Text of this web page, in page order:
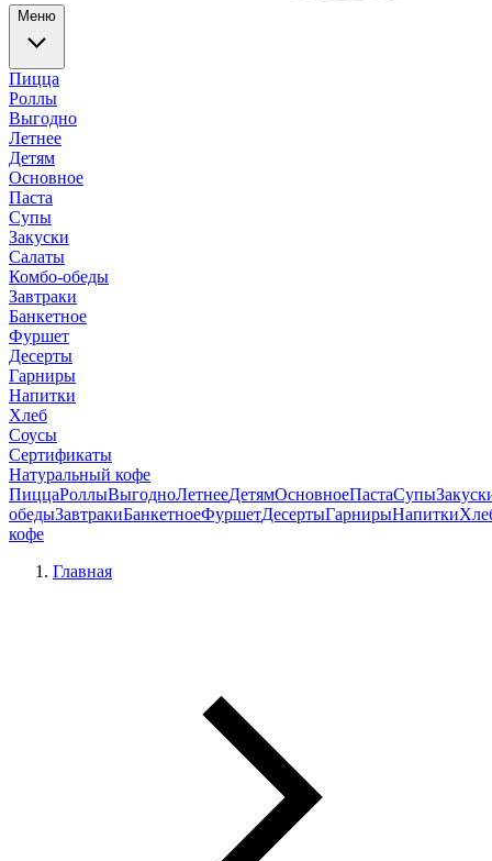
Меню
Пицца
Роллы
Выгодно
Летнее
Детям
Основное
Паста
Супы
Закуски
Салаты
Комбо-обеды
Завтраки
Банкетное
Фуршет
Десерты
Гарниры
Напитки
Хлеб
Соусы
Сертификаты
Натуральный кофе
ПиццаРоллыВыгодноЛетнееДетямОсновноеПастаСупы
обедыЗавтракиБанкетноеФуршетДесертыГарнирыНапитки
кофе
Главная